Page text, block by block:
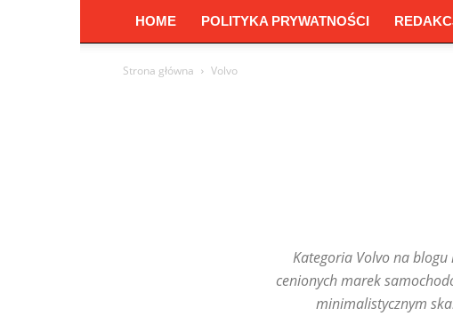
HOME POLITYKA PRYWATNOŚCI
Strona główna Volvo
Kategoria Volvo na
cenionych marek
minimalistycznym